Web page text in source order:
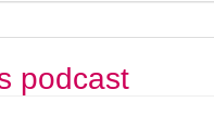
podcast